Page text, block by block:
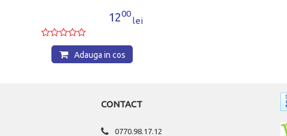
1200
lei
Adauga in cos
CONTACT
0770.98.17.12